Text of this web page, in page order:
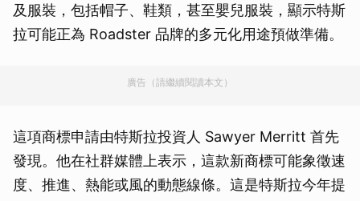
及服裝，包括帽子、鞋類，甚至嬰兒服裝，顯示特斯
拉可能正為 Roadster 品牌的多元化用途預做準備。
廣告（請繼續閱讀本文）
這項商標申請由特斯拉投資人 Sawyer Merritt 首先
發現。他在社群媒體上表示，這款新商標可能象徵速
度、推進、熱能或風的動態線條。這是特斯拉今年提